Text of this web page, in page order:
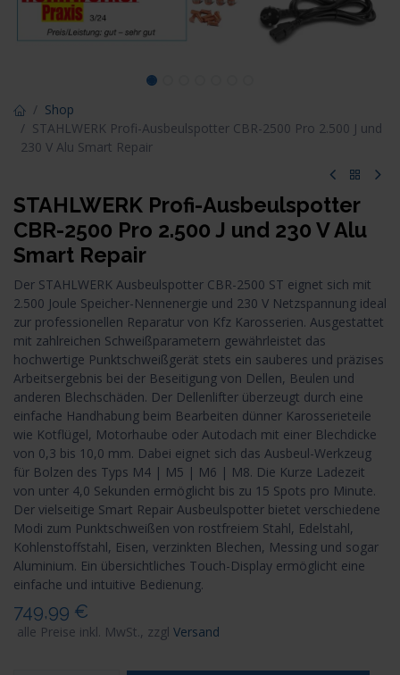
Shop
STAHLWERK Profi-Ausbeulspotter CBR-2500 Pro 2.500 J und
230 V Alu Smart Repair
STAHLWERK Profi-Ausbeulspotter
CBR-2500 Pro 2.500 J und 230 V Alu
Smart Repair
Der STAHLWERK Ausbeulspotter CBR-2500 ST eignet sich mit
2.500 Joule Speicher-Nennenergie und 230 V Netzspannung ideal
zur professionellen Reparatur von Kfz Karosserien. Ausgestattet
mit zahlreichen Schweißparametern gewährleistet das
hochwertige Punktschweißgerät stets ein sauberes und präzises
Arbeitsergebnis bei der Beseitigung von Dellen, Beulen und
anderen Blechschäden. Der Dellenlifter überzeugt durch eine
einfache Handhabung beim Bearbeiten dünner Karosserieteile
wie Kotflügel, Motorhaube oder Autodach mit einer Blechdicke
von 0,3 bis 10,0 mm. Dabei eignet sich das Ausbeul-Werkzeug
für Bolzen des Typs M4 | M5 | M6 | M8. Die Kurze Ladezeit
von unter 4,0 Sekunden ermöglicht bis zu 15 Spots pro Minute.
Der vielseitige Smart Repair Ausbeulspotter bietet verschiedene
Modi zum Punktschweißen von rostfreiem Stahl, Edelstahl,
Kohlenstoffstahl, Eisen, verzinkten Blechen, Messing und sogar
Aluminium. Ein übersichtliches Touch-Display ermöglicht eine
einfache und intuitive Bedienung.
749,99 €
alle Preise inkl. MwSt., zzgl Versand